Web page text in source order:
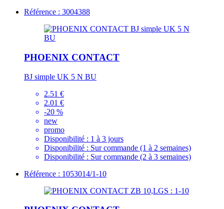
Référence : 3004388
PHOENIX CONTACT
BJ simple UK 5 N BU
2.51 €
2.01 €
-20 %
new
promo
Disponibilité : 1 à 3 jours
Disponibilité : Sur commande (1 à 2 semaines)
Disponibilité : Sur commande (2 à 3 semaines)
Référence : 1053014/1-10